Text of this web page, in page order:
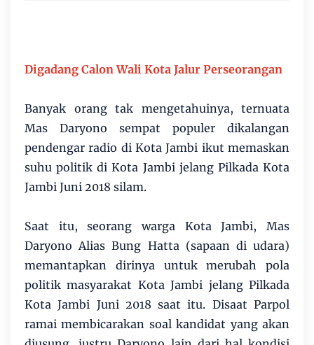
Digadang Calon Wali Kota Jalur Perseorangan
Banyak orang tak mengetahuinya, ternuata
Mas Daryono sempat populer dikalangan
pendengar radio di Kota Jambi ikut memaskan
suhu politik di Kota Jambi jelang Pilkada Kota
Jambi Juni 2018 silam.
Saat itu, seorang warga Kota Jambi, Mas
Daryono Alias Bung Hatta (sapaan di udara)
memantapkan dirinya untuk merubah pola
politik masyarakat Kota Jambi jelang Pilkada
Kota Jambi Juni 2018 saat itu. Disaat Parpol
ramai membicarakan soal kandidat yang akan